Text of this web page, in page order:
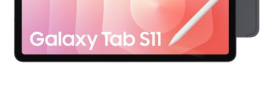
Самовывоз
Trade-In